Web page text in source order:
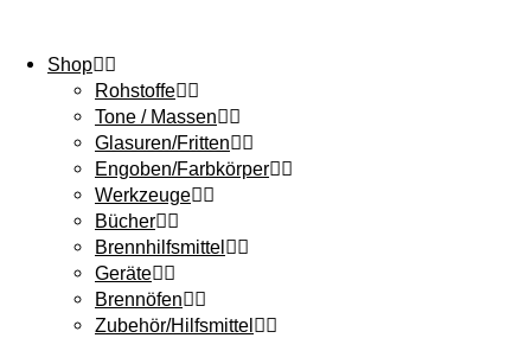
Shop
Rohstoffe
Tone / Massen
Glasuren/Fritten
Engoben/Farbkörper
Werkzeuge
Bücher
Brennhilfsmittel
Geräte
Brennöfen
Zubehör/Hilfsmittel